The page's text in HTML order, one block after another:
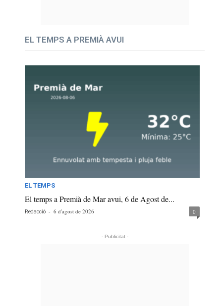
EL TEMPS A PREMIÀ AVUI
EL TEMPS
El temps a Premià de Mar avui, 6 de Agost de...
Redacció - 6 d'agost de 2026 0
- Publicitat -